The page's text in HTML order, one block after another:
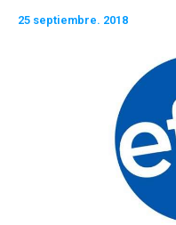
25 septiembre. 2018